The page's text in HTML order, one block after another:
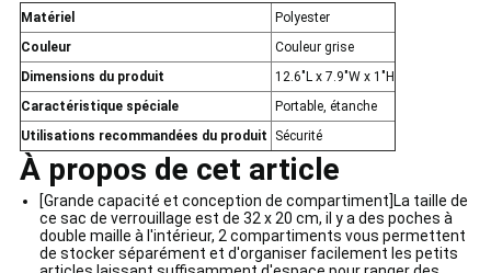
Matériel
Polyester
Couleur
Couleur grise
Dimensions du produit
12.6"L x 7.9"W x 1"H
Caractéristique spéciale
Portable, étanche
Utilisations recommandées du produit
Sécurité
À propos de cet article
[Grande capacité et conception de compartiment]La taille de
ce sac de verrouillage est de 32 x 20 cm, il y a des poches à
double maille à l'intérieur, 2 compartiments vous permettent
de stocker séparément et d'organiser facilement les petits